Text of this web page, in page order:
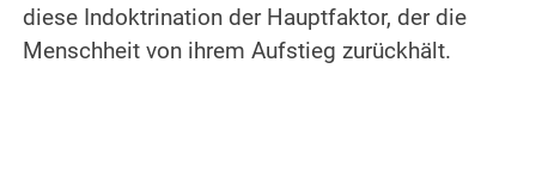
diese Indoktrination der Hauptfaktor, der die
Menschheit von ihrem Aufstieg zurückhält.